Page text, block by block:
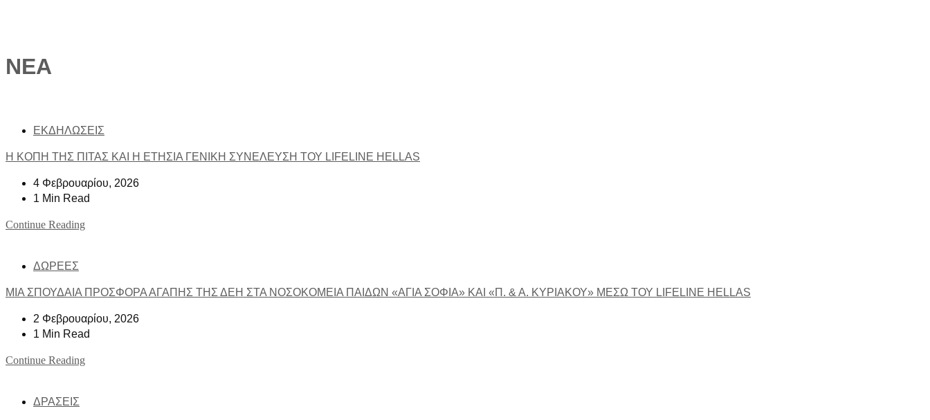
NEA
ΕΚΔΗΛΩΣΕΙΣ
Η ΚΟΠΗ ΤΗΣ ΠΙΤΑΣ ΚΑΙ Η ΕΤΗΣΙΑ ΓΕΝΙΚΗ ΣΥΝΕΛΕΥΣΗ ΤΟΥ LIFELINE HELLAS
4 Φεβρουαρίου, 2026
1 Min Read
Continue Reading
ΔΩΡΕΕΣ
ΜΙΑ ΣΠΟΥΔΑΙΑ ΠΡΟΣΦΟΡΑ ΑΓΑΠΗΣ ΤΗΣ ΔΕΗ ΣΤΑ ΝΟΣΟΚΟΜΕΙΑ ΠΑΙΔΩΝ «ΑΓΙΑ ΣΟΦΙΑ» ΚΑΙ «Π. & Α. ΚΥΡΙΑΚΟΥ» ΜΕΣΩ ΤΟΥ LIFELINE HELLAS
2 Φεβρουαρίου, 2026
1 Min Read
Continue Reading
ΔΡΑΣΕΙΣ